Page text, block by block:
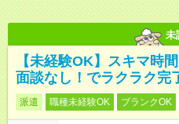
未
【未経験OK】スキマ時
面談なし！でラクラク完
派遣 職種未経験OK ブランクOK